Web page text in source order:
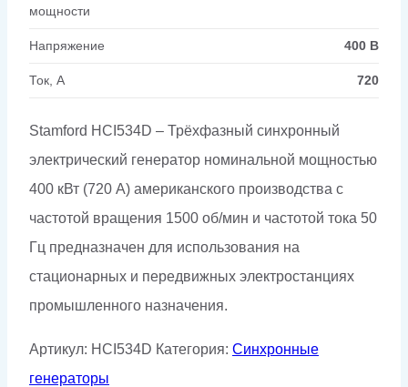
мощности
Напряжение 400 В
Ток, А 720
Stamford HCI534D – Трёхфазный синхронный
электрический генератор номинальной мощностью
400 кВт (720 А) американского производства с
частотой вращения 1500 об/мин и частотой тока 50
Гц предназначен для использования на
стационарных и передвижных электростанциях
промышленного назначения.
Артикул: HCI534D Категория: Синхронные
генераторы